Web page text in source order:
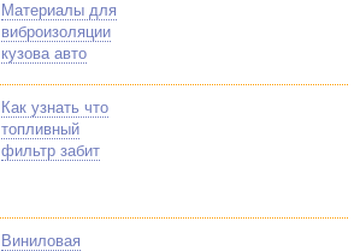
Материалы для
виброизоляции
кузова авто
Как узнать что
топливный
фильтр забит
Виниловая